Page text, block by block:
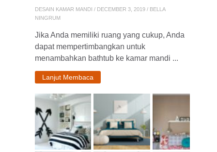
DESAIN KAMAR MANDI / DECEMBER 3, 2019 / BELLA
NINGRUM
Jika Anda memiliki ruang yang cukup, Anda
dapat mempertimbangkan untuk
menambahkan bathtub ke kamar mandi ...
Lanjut Membaca